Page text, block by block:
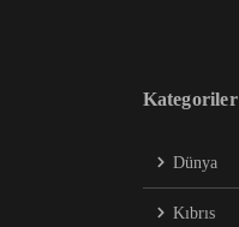
Kategoriler
Dünya
Kıbrıs